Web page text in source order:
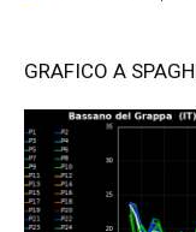
GRAFICO A